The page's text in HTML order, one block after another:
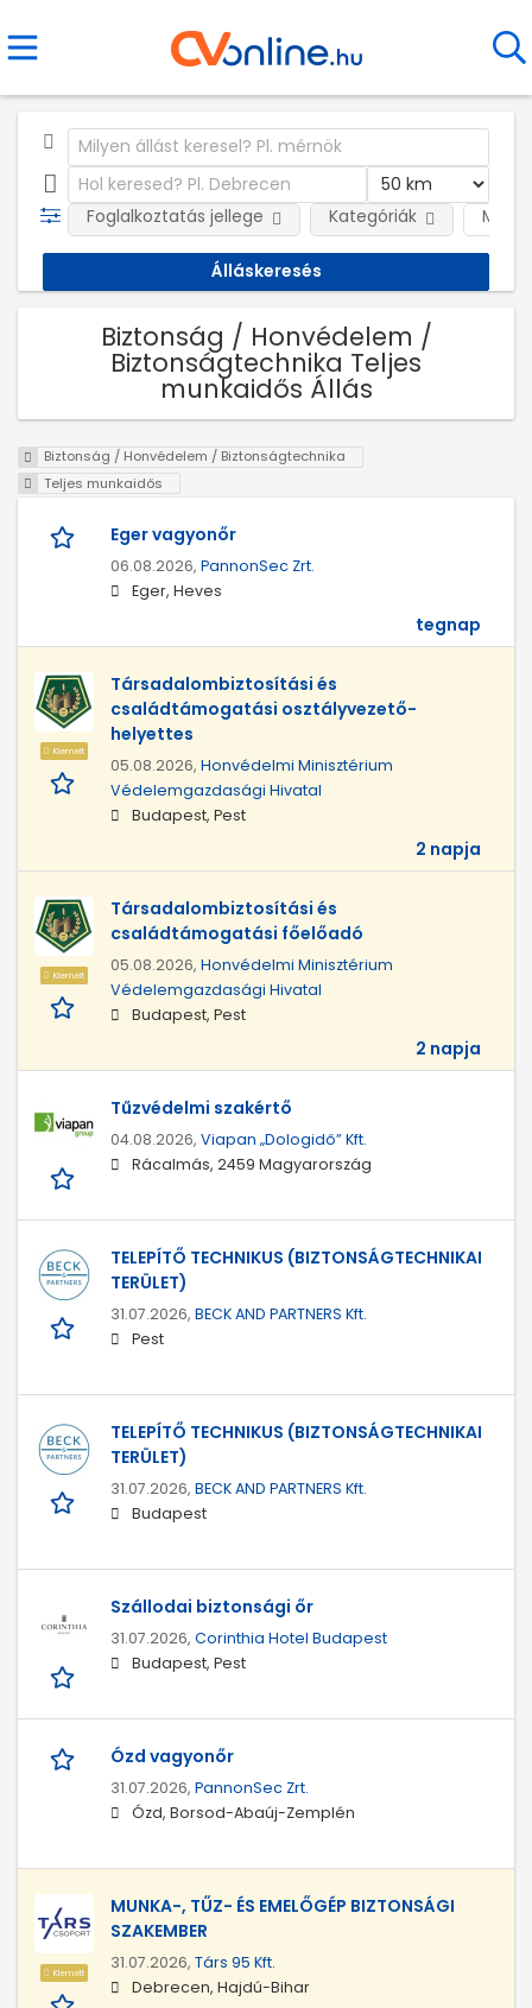
Foglalkoztatás jellege Kategóriák
Biztonság / Honvédelem /
Biztonságtechnika Teljes
munkaidős Állás
Biztonság / Honvédelem / Biztonságtechnika
Teljes munkaidős
Eger vagyonőr
06.08.2026, PannonSec Zrt.
Eger, Heves
tegnap
Kiemelt
Társadalombiztosítási és
családtámogatási osztályvezető-
helyettes
05.08.2026, Honvédelmi Minisztérium
Védelemgazdasági Hivatal
Budapest, Pest
2 napja
Kiemelt
Társadalombiztosítási és
családtámogatási főelőadó
05.08.2026, Honvédelmi Minisztérium
Védelemgazdasági Hivatal
Budapest, Pest
2 napja
Tűzvédelmi szakértő
04.08.2026, Viapan „Dologidő” Kft.
Rácalmás, 2459 Magyarország
TELEPÍTŐ TECHNIKUS (BIZTONSÁGTECHNIKAI
TERÜLET)
31.07.2026, BECK AND PARTNERS Kft.
Pest
TELEPÍTŐ TECHNIKUS (BIZTONSÁGTECHNIKAI
TERÜLET)
31.07.2026, BECK AND PARTNERS Kft.
Budapest
Szállodai biztonsági őr
31.07.2026, Corinthia Hotel Budapest
Budapest, Pest
Ózd vagyonőr
31.07.2026, PannonSec Zrt.
Ózd, Borsod-Abaúj-Zemplén
Kiemelt
MUNKA-, TŰZ- ÉS EMELŐGÉP BIZTONSÁGI
SZAKEMBER
31.07.2026, Társ 95 Kft.
Debrecen, Hajdú-Bihar